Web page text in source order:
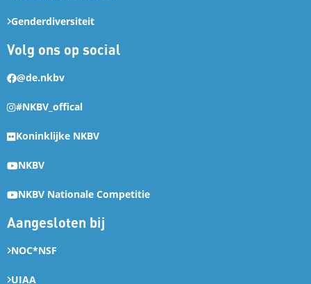
Genderdiversiteit
Volg ons op social
@de.nkbv
#NKBV_offical
Koninklijke NKBV
NKBV
NKBV Nationale Competitie
Aangesloten bij
NOC*NSF
UIAA